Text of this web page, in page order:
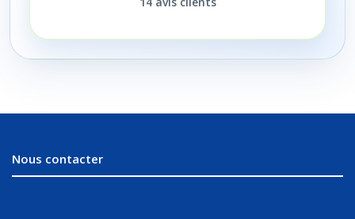
Nous contacter